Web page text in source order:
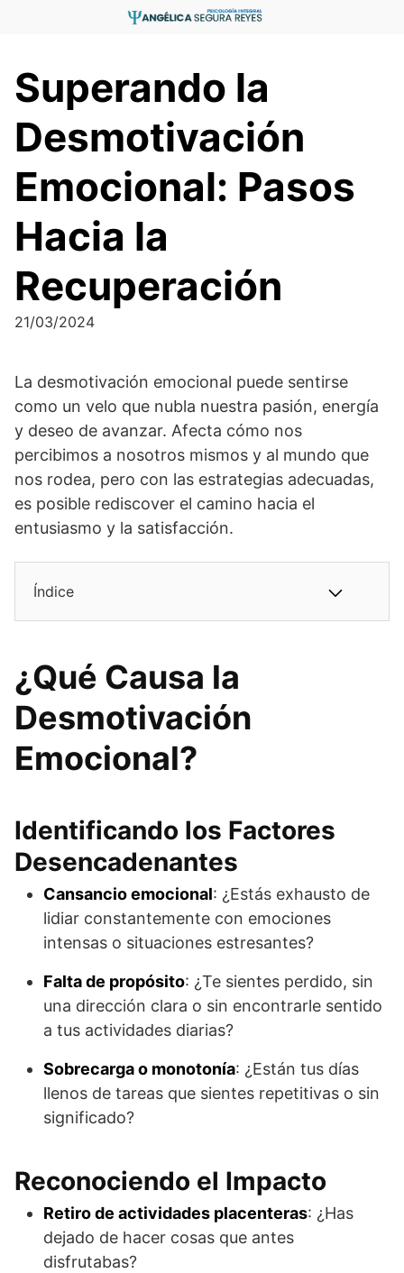
Superando la
Desmotivación
Emocional: Pasos
Hacia la
Recuperación
21/03/2024
La desmotivación emocional puede sentirse
como un velo que nubla nuestra pasión, energía
y deseo de avanzar. Afecta cómo nos
percibimos a nosotros mismos y al mundo que
nos rodea, pero con las estrategias adecuadas,
es posible rediscover el camino hacia el
entusiasmo y la satisfacción.
Índice
¿Qué Causa la
Desmotivación
Emocional?
Identificando los Factores
Desencadenantes
Cansancio emocional: ¿Estás exhausto de
lidiar constantemente con emociones
intensas o situaciones estresantes?
Falta de propósito: ¿Te sientes perdido, sin
una dirección clara o sin encontrarle sentido
a tus actividades diarias?
Sobrecarga o monotonía: ¿Están tus días
llenos de tareas que sientes repetitivas o sin
significado?
Reconociendo el Impacto
Retiro de actividades placenteras: ¿Has
dejado de hacer cosas que antes
disfrutabas?